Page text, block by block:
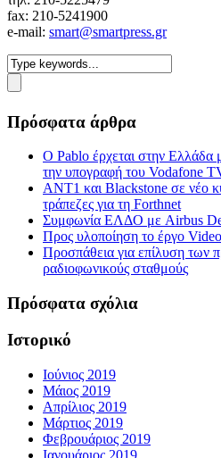
fax: 210-5241900
e-mail: smart@smartpress.gr
Πρόσφατα άρθρα
Ο Pablo έρχεται στην Ελλάδα
την υπογραφή του Vodafone
ΑΝΤ1 και Blackstone σε νέο
τράπεζες για τη Forthnet
Συμφωνία ΕΛΔΟ με Airbus
Προς υλοποίηση το έργο
Προσπάθεια για επίλυση των
ραδιοφωνικούς σταθμούς
Πρόσφατα σχόλια
Ιστορικό
Ιούνιος 2019
Μάιος 2019
Απρίλιος 2019
Μάρτιος 2019
Φεβρουάριος 2019
Ιανουάριος 2019